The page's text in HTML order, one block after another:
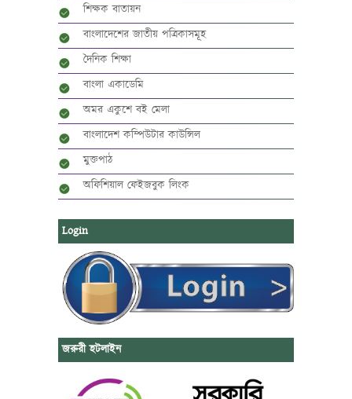
শিক্ষক বাতায়ন
বাংলাদেশের জাতীয় পত্রিকাসমূহ
দৈনিক শিক্ষা
বাংলা একাডেমি
অমর একুশে বই মেলা
বাংলাদেশ কম্পিউটার কাউন্সিল
মুক্তপাঠ
অফিশিয়াল ফেইজবুক লিংক
Login
জরুরী হটলাইন